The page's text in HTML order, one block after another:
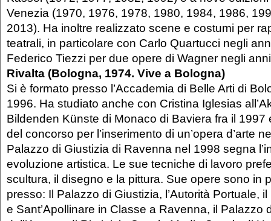
Venezia (1970, 1976, 1978, 1980, 1984, 1986,
2013). Ha inoltre realizzato scene e costumi per
teatrali, in particolare con Carlo Quartucci negli
Federico Tiezzi per due opere di Wagner negli
Rivalta (Bologna, 1974. Vive a Bologna)
Si è formato presso l’Accademia di Belle Arti di
1996. Ha studiato anche con Cristina Iglesias
Bildenden Künste di Monaco di Baviera fra il 1997
del concorso per l’inserimento di un’opera d’arte
Palazzo di Giustizia di Ravenna nel 1998 segna
evoluzione artistica. Le sue tecniche di lavoro
scultura, il disegno e la pittura. Sue opere sono in
presso: Il Palazzo di Giustizia, l’Autorità Portuale,
e Sant’Apollinare in Classe a Ravenna, il Palazzo